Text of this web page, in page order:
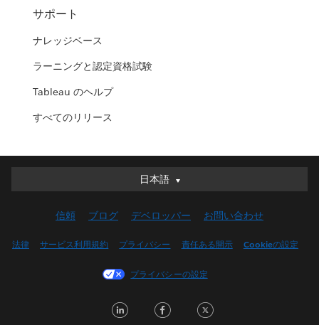
サポート
ナレッジベース
ラーニングと認定資格試験
Tableau のヘルプ
すべてのリリース
日本語
日本語
English (UK)
Français (Canada)
Italiano
信頼 ブログ デベロッパー お問い合わせ
法律 サービス利用規約 プライバシー 責任ある開示 Cookieの設定
プライバシーの設定
LinkedInFacebook